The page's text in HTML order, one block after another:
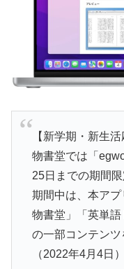
【新学期・新生
物書堂では「
25日までの期間
期間中は、本ア
物書堂」「英単語
の一部コンテンツ
（2022年4月4日）